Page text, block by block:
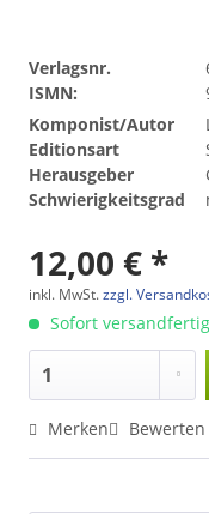
Verlagsnr.
ISMN:
Komponist/Autor
Editionsart
Herausgeber
Schwierigkeitsgrad
12,00 € *
inkl. MwSt.zzgl.
Sofort versandfertig
Merken Bewerten